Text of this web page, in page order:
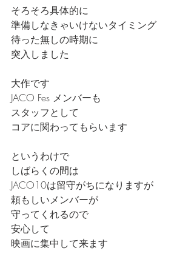
そろそろ具体的に
準備しなきゃいけないタイミング
待った無しの時期に
突入しました
大作です
JACO Fes メンバーも
スタッフとして
コアに関わってもらいます
というわけで
しばらくの間は
JACO10は留守がちになりますが
頼もしいメンバーが
守ってくれるので
安心して
映画に集中して来ます